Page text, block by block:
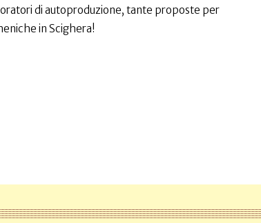
di autoproduzione, tante proposte per
in Scighera!